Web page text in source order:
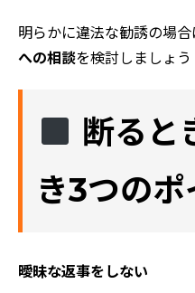
明らかに違法な勧誘の場合
への相談を検討しましょう
断ると
き3つのポ
曖昧な返事をしない